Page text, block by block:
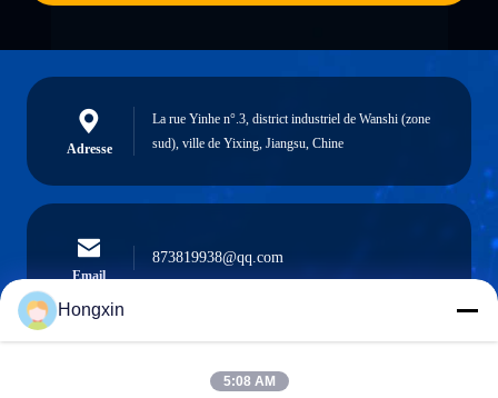
Adresse
La rue Yinhe n°.3, district industriel de Wanshi (zone
sud), ville de Yixing, Jiangsu, Chine
Email
873819938@qq.com
0086-510-13601538657
Hongxin
5:08 AM